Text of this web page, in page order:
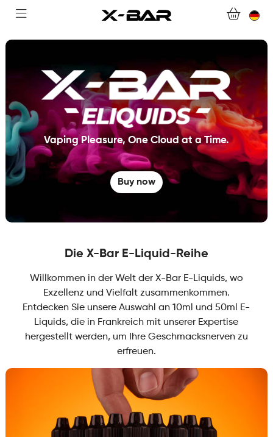
COLLECTIONS
KONTAKTIERE UNS.
FAQ.
WERDEN SIE X-BAR-GROSSHÄNDLER
Vaping Pleasure, One Cloud at a Time.
Buy now
Die X-Bar E-Liquid-Reihe
Willkommen in der Welt der X-Bar E-Liquids, wo
Exzellenz und Vielfalt zusammenkommen.
Entdecken Sie unsere Auswahl an 10ml und 50ml E-
Liquids, die in Frankreich mit unserer Expertise
hergestellt werden, um Ihre Geschmacksnerven zu
erfreuen.